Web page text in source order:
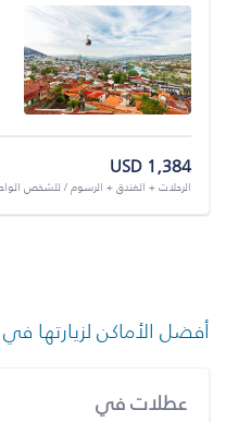
USD 1,384
الرحلات + الفندق + الرسوم / للشخص
أفضل الأماكن لزيارتها في
عطلات في